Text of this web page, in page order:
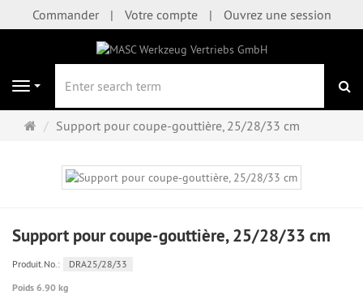
Commander Votre compte Ouvrez une session
Navigation
PageSupport pour coupe-gouttière, 25/28/33 cm
Support pour coupe-gouttière, 25/28/33 cm
Produit.No.: DRA25/28/33
Poids 6.90 kg